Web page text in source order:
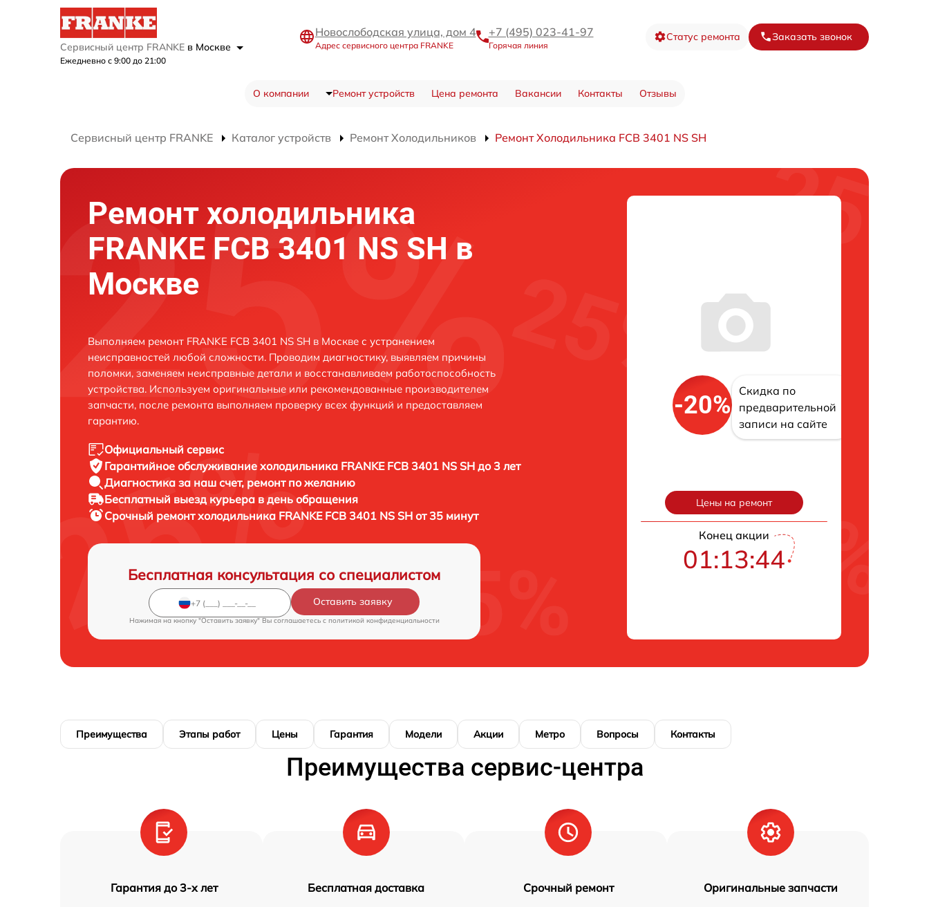
Сервисный центр FRANKE в Москве
Ежедневно с 9:00 до 21:00
Новослободская улица, дом 4
Адрес сервисного центра FRANKE
+7 (495) 023-41-97
Горячая линия
Статус ремонта Заказать звонок
О компании Ремонт устройств Цена ремонта Вакансии Контакты Отзывы
Сервисный центр FRANKE Каталог устройств Ремонт Холодильников Ремонт Холодильника FCB 3401 NS SH
Ремонт холодильника
FRANKE FCB 3401 NS SH в
Москве
Выполняем ремонт FRANKE FCB 3401 NS SH в Москве с устранением
неисправностей любой сложности. Проводим диагностику, выявляем причины
поломки, заменяем неисправные детали и восстанавливаем работоспособность
устройства. Используем оригинальные или рекомендованные производителем
запчасти, после ремонта выполняем проверку всех функций и предоставляем
гарантию.
Официальный сервис
Гарантийное обслуживание холодильника FRANKE FCB 3401 NS SH до 3 лет
Диагностика за наш счет, ремонт по желанию
Бесплатный выезд курьера в день обращения
Срочный ремонтхолодильника FRANKE FCB 3401 NS SH от 35 минут
Бесплатная консультация со специалистом
Оставить заявку
Нажимая на кнопку "Оставить заявку" Вы соглашаетесь c политикой конфиденциальности
-20%
Скидка по
предварительной
записи на сайте
Цены на ремонт
Конец акции
01:13:43
Преимущества Этапы работ Цены Гарантия Модели Акции Метро Вопросы Контакты
Преимущества сервис-центра
Гарантия до 3-х лет Бесплатная доставка Срочный ремонт Оригинальные запчасти